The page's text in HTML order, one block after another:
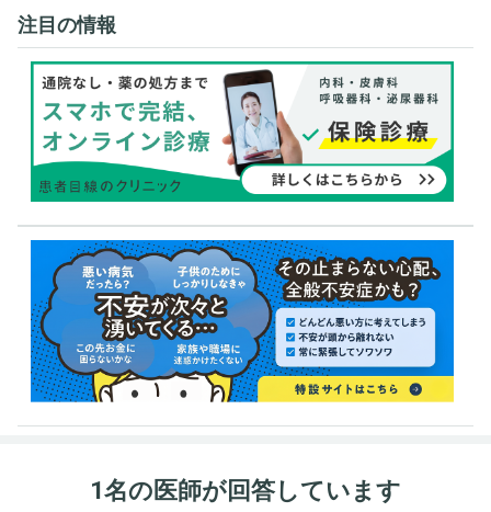
注目の情報
1名の医師が回答しています